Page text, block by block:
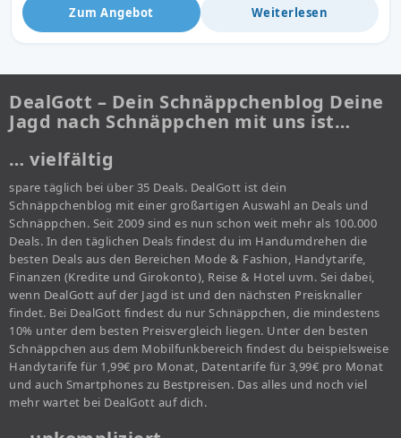
Zum Angebot Weiterlesen
DealGott – Dein Schnäppchenblog Deine
Jagd nach Schnäppchen mit uns ist…
… vielfältig
spare täglich bei über 35 Deals. DealGott ist dein
Schnäppchenblog mit einer großartigen Auswahl an Deals und
Schnäppchen. Seit 2009 sind es nun schon weit mehr als 100.000
Deals. In den täglichen Deals findest du im Handumdrehen die
besten Deals aus den Bereichen Mode & Fashion, Handytarife,
Finanzen (Kredite und Girokonto), Reise & Hotel uvm. Sei dabei,
wenn DealGott auf der Jagd ist und den nächsten Preisknaller
findet. Bei DealGott findest du nur Schnäppchen, die mindestens
10% unter dem besten Preisvergleich liegen. Unter den besten
Schnäppchen aus dem Mobilfunkbereich findest du beispielsweise
Handytarife für 1,99€ pro Monat, Datentarife für 3,99€ pro Monat
und auch Smartphones zu Bestpreisen. Das alles und noch viel
mehr wartet bei DealGott auf dich.